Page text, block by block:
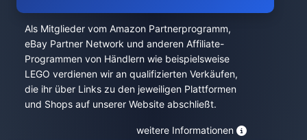
Als Mitglieder vom Amazon Partnerprogramm,
eBay Partner Network und anderen Affiliate-
Programmen von Händlern wie beispielsweise
LEGO verdienen wir an qualifizierten Verkäufen,
die ihr über Links zu den jeweiligen Plattformen
und Shops auf unserer Website abschließt.
weitere Informationen